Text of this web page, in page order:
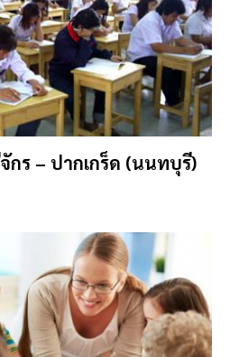
กร – ปากเกร็ด (นนทบุรี)